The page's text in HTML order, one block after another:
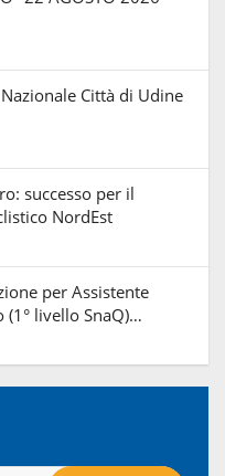
Città di Udine
successo per il
NordEst
per Assistente
(1° livello SnaQ)…